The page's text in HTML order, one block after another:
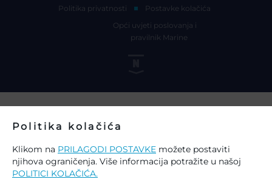
Politika privatnosti
Postavke kolačića
Opći uvjeti poslovanja i
pravilnik Marine
Politika kolačića
Klikom na PRILAGODI POSTAVKE možete postaviti
njihova ograničenja. Više informacija potražite u našoj
POLITICI KOLAČIĆA.